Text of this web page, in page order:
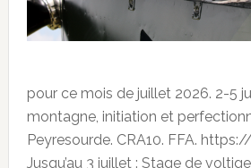
pour ce mois de juillet 2026. 2-5
montagne, initiation et
Peyresourde. CRA10. FFA.
Jusqu’au 3 juillet : Stage de